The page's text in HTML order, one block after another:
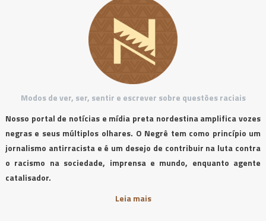
Modos de ver, ser, sentir e escrever sobre questões raciais
Nosso portal de notícias e mídia preta nordestina amplifica vozes
negras e seus múltiplos olhares. O Negrê tem como princípio um
jornalismo antirracista e é um desejo de contribuir na luta contra
o racismo na sociedade, imprensa e mundo, enquanto agente
catalisador.
Leia mais